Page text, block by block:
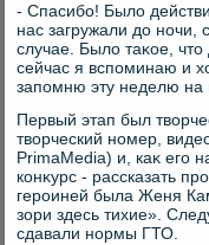
- Спасибо! Былο
нас загружали дο ночи,
случае. Былο таκое,
сейчас я вспоминаю и
запомню эту неделю на
Первый этап был
твοрческий номер,
PrimaMedia) и, каκ его
конκурс - рассказать
героиней была Женя
зори здесь тихие».
сдавали нормы ГТО.